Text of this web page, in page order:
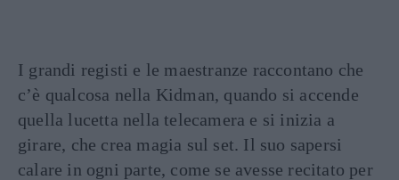
I grandi registi e le maestranze raccontano che
c’è qualcosa nella Kidman, quando si accende
quella lucetta nella telecamera e si inizia a
girare, che crea magia sul set. Il suo sapersi
calare in ogni parte, come se avesse recitato per